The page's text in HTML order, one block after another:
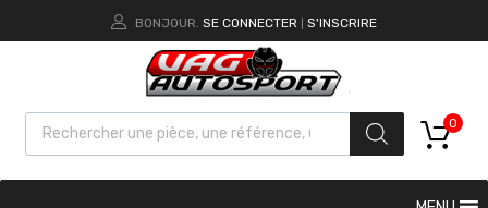
BONJOUR. SE CONNECTER S'INSCRIRE
0